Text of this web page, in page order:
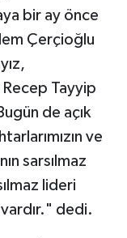
bir ay önce
Çerçioğlu
Recep Tayyip
de açık
ve
sarsılmaz
lideri
dedi.